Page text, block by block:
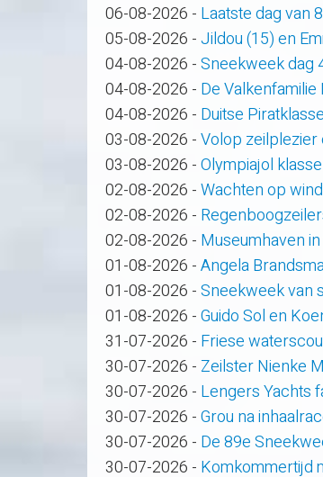
06-08-2026 - Laatste dag van
05-08-2026 -Jildou (15) en
04-08-2026 -Sneekweek dag
04-08-2026 - De
04-08-2026 - Duitse
03-08-2026 -Volop
03-08-2026 -Olympiajol
02-08-2026 -Wachten op
02-08-2026 -
02-08-2026 - Museumhaven
01-08-2026 -Angela
01-08-2026 -Sneekweek van
01-08-2026 -Guido Sol en
31-07-2026 - Friese
30-07-2026 - Zeilster Nienke
30-07-2026 - Lengers Yachts
30-07-2026 -Grou na
30-07-2026 - De 89e
30-07-2026 - Komkommertijd